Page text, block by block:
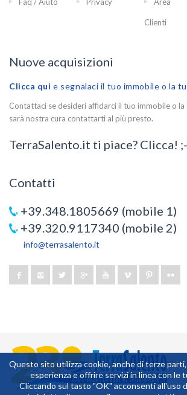
Clienti
Nuove acquisizioni
Clicca qui e segnalaci il tuo immobile o la
Contattaci se desideri affidarci il tuo immobile o
sarà nostra cura contattarti al più presto.
TerraSalento.it ti piace? Clicca!
Contatti
+39.348.1805669 (mobile 1)
+39.320.9117340 (mobile 2)
info@terrasalento.it
Questo sito utilizza cookie, anche di terze
esperienza e offrire servizi in linea con le
Cliccando sul tasto "OK" acconsenti all'uso